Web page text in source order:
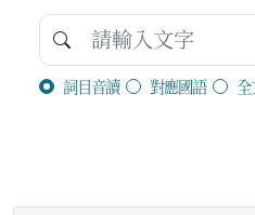
詞目音讀 對應國語 全